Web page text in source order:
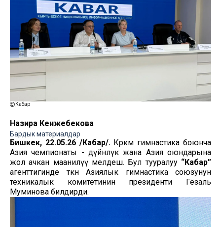
Кабар
Назира Кенжебекова
Бардык материалдар
Бишкек, 22.05.26 /Кабар/.Көркөм гимнастика боюнча
Азия чемпионаты - дүйнөлүк жана Азия оюндарына
жол ачкан маанилүү мелдеш. Бул тууралуу “Кабар”
агенттигинде өткөн Азиялык гимнастика союзунун
техникалык комитетинин президенти Гёзаль
Муминова билдирди.